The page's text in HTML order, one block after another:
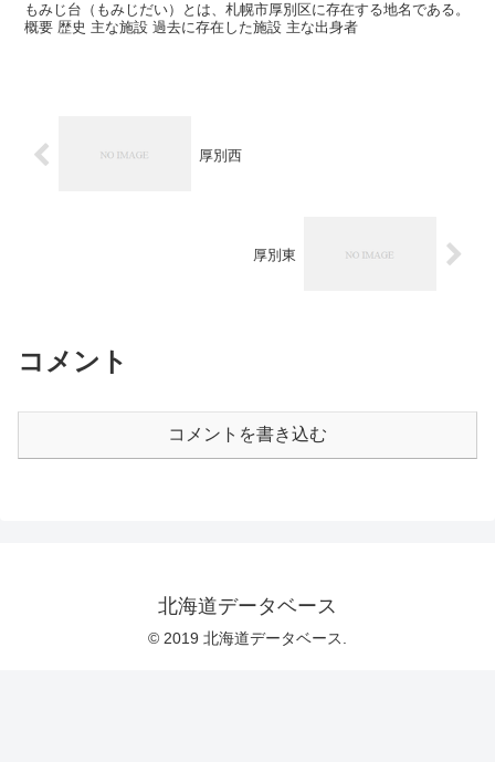
もみじ台（もみじだい）とは、札幌市厚別区に存在する地名である。
概要 歴史 主な施設 過去に存在した施設 主な出身者
厚別西
厚別東
コメント
コメントを書き込む
北海道データベース
© 2019 北海道データベース.